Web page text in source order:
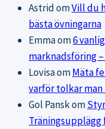
AstridomVill du
bästa övningarna
Emmaom6
marknadsföring
LovisaomMäta
varför tolkar
Gol Panskom